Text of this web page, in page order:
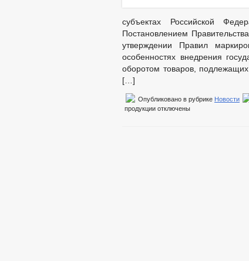
субъектах Российской
Постановлением
утверждении Правил
особенностях внедрения
оборотом товаров,
[…]
Опубликовано в рубрике Новости
продукции отключены